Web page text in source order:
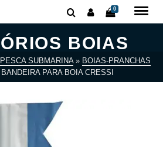
0
BOIAS
PESCA SUBMARINA » BOIAS-PRANCHAS
BANDEIRA PARA BOIA CRESSI